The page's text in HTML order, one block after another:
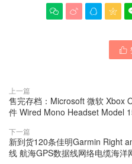
   

上一篇
售完存档：Microsoft 微软 Xbox
件 Wired Mono Headset Model
下一篇
新到货120条佳明Garmin Right
线 航海GPS数据线网络电缆海